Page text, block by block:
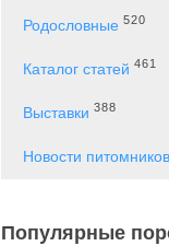
Родословные 520
Каталог статей 461
Выставки 388
Новости питомников
Популярные